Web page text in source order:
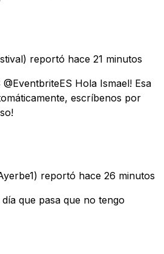
reportó hace 21 minutos
@EventbriteES Hola Ismael! Esa
escríbenos por
reportó hace 26 minutos
que pasa que no tengo